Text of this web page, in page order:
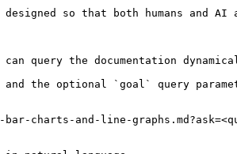
so that both humans and
the documentation
and the optional `goal` query
charts-and-line-